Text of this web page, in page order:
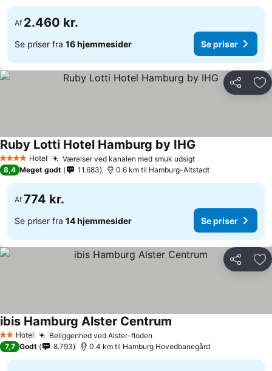
Af 2.460 kr.
Se priser fra 16 hjemmesider Se priser
Del
4 StjernerHotel Værelser ved kanalen med smuk udsigt
Ruby Lotti Hotel Hamburg by IHG
8,4 Meget godt 11.683 0.6 km til Hamburg-Altstadt
Af 774 kr.
Se priser fra 14 hjemmesider Se priser
Del
2 Stjerner
Hotel Beliggenhed ved Alster-floden
ibis Hamburg Alster Centrum
7,7 Godt 8.793 0.4 km til Hamburg Hovedbanegård